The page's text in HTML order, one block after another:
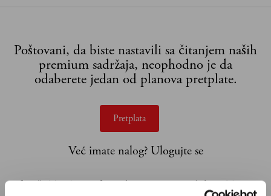
Poštovani, da biste nastavili sa čitanjem naših
premium sadržaja, neophodno je da
odaberete jedan od planova pretplate.
Pretplata
Već imate nalog? Ulogujte se
Slaviša Tasićje profesor ekonomije, pisac biltena Tržišno